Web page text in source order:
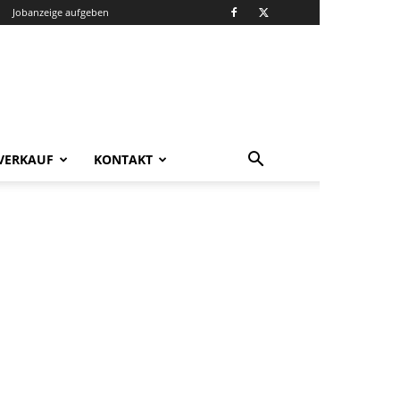
Jobanzeige aufgeben
KONTAKT